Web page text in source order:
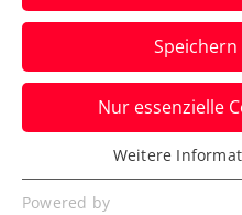
News filtern
Nur essenzielle
Essenziell
Essenzielle Cookies
Weitere
Powered by